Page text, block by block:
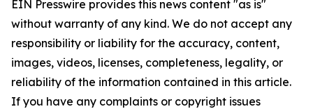
EIN Presswire provides this news content "as is"
without warranty of any kind. We do not accept any
responsibility or liability for the accuracy, content,
images, videos, licenses, completeness, legality, or
reliability of the information contained in this article.
If you have any complaints or copyright issues